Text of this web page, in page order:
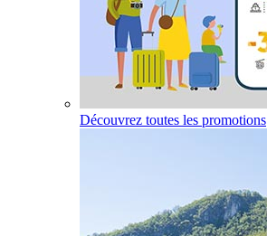
Découvrez toutes les promotions